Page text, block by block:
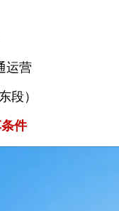
运营
段）
件